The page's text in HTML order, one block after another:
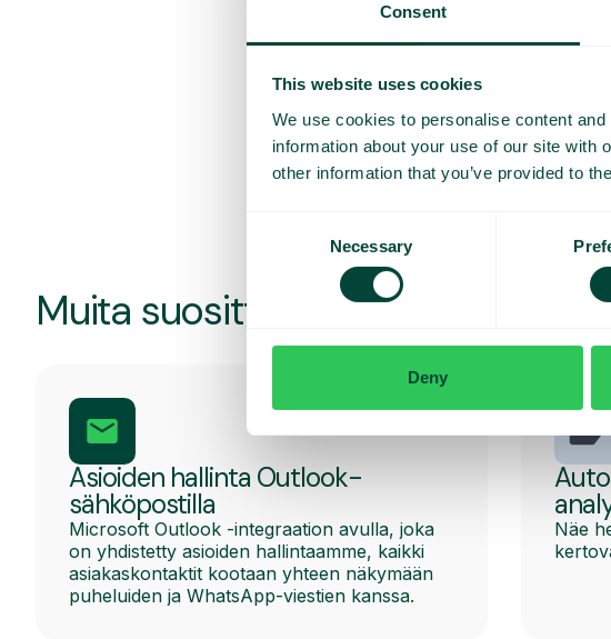
Consent
This website uses cookies
We use cookies to personalise content
information about your use of our site with
other information that you’ve provided to
Necessary
Deny
Tee tekoälystä
mielellämme.
Muita suosittuja ominaisuuksia
Asioiden hallinta Outlook-
sähköpostilla
Microsoft Outlook -integraation avulla, joka
on yhdistetty asioiden hallintaamme, kaikki
asiakaskontaktit kootaan yhteen näkymään
puheluiden ja WhatsApp-viestien kanssa.
Näe